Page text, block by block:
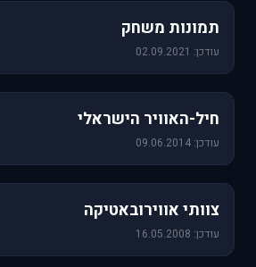
תמונות משחק
עודכן: 02.09.2021
חיל-האוויר הישראלי
עודכן: 09.06.2014
צוותי אווירובאטיקה
עודכן: 16.05.2008